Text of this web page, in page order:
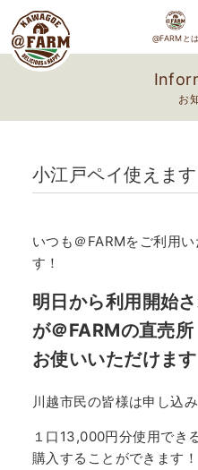
@FARMとは
小江戸ペイ使えます
いつも＠FARMをご利用
す！
明日から利用開始
が＠FARMの直売
お使いいただけます
川越市民の皆様は申し込
１口13,000円分使用でき
購入することができます！